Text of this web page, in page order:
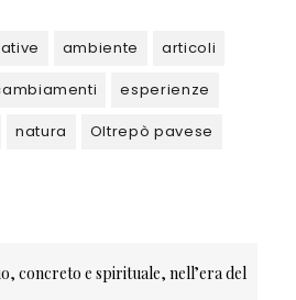
ambiente
articoli
esperienze
natura
Oltrepò pavese
concreto e spirituale, nell’era del